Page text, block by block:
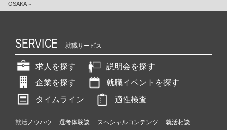
OSAKA～
SERVICE 就職サービス
求人を探す
説明会を探す
企業を探す
就職イベントを探す
タイムライン
適性検査
就活ノウハウ 選考体験談 スペシャルコンテンツ
就活相談